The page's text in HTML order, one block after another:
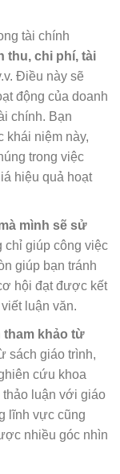
tài chính
thu, chi phí, tài
Điều này sẽ
động của doanh
chính. Bạn
khái niệm này,
trong việc
hiệu quả hoạt
mình sẽ sử
chỉ giúp công việc
giúp bạn tránh
hội đạt được kết
luận văn.
tham khảo từ
sách giáo trình,
cứu khoa
luận với giáo
lĩnh vực cũng
nhiều góc nhìn